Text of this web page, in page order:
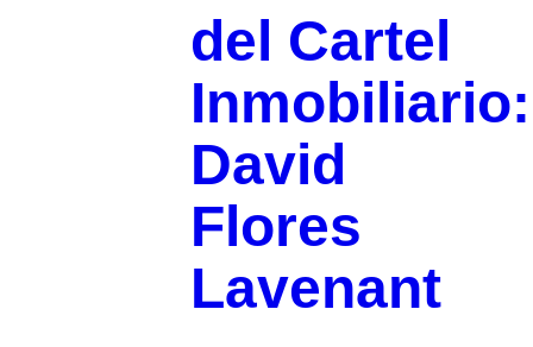
del Cartel
Inmobiliario:
David
Flores
Lavenant